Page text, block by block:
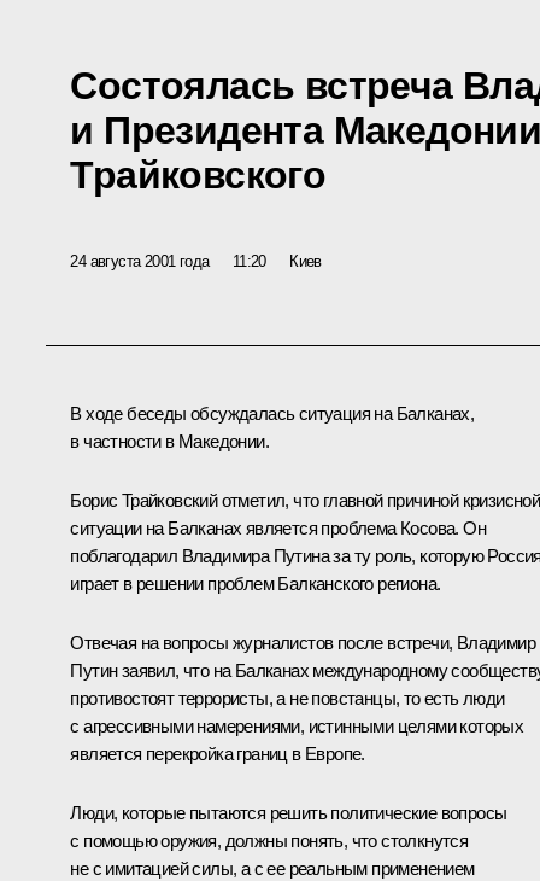
Состоялась встреча
и Президента
Трайковского
24 августа 2001 года 11:20 Киев
В ходе беседы обсуждалась ситуация на Балканах,
в частности в Македонии.
Борис Трайковский отметил, что главной причиной кризисной
ситуации на Балканах является проблема Косова. Он
поблагодарил Владимира Путина за ту роль, которую
играет в решении проблем Балканского региона.
Отвечая на вопросы журналистов после встречи, Владимир
Путин заявил, что на Балканах международному
противостоят террористы, а не повстанцы, то есть люди
с агрессивными намерениями, истинными целями которых
является перекройка границ в Европе.
Люди, которые пытаются решить политические вопросы
с помощью оружия, должны понять, что столкнутся
не с имитацией силы, а с ее реальным применением